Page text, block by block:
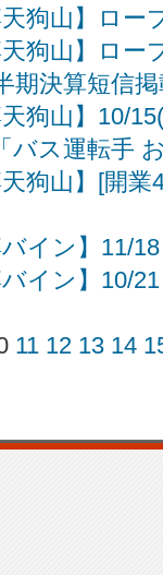
天狗山】ロ
天狗山】ロ
期決算短信
天狗山】10/
バス運転手
天狗山】[開
バイン】11/
バイン】10/
11 12 13 14